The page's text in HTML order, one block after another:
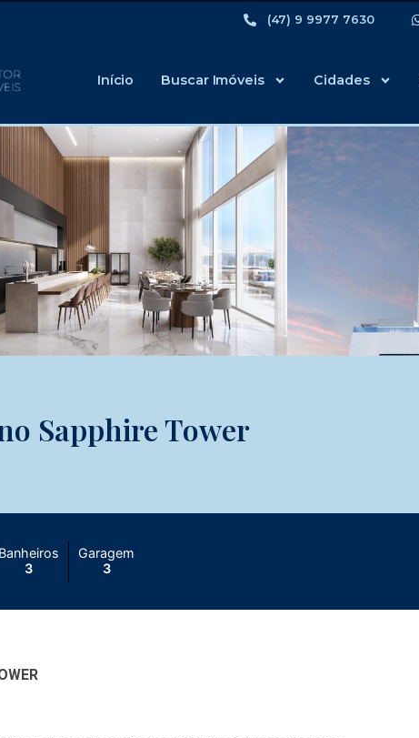
(47) 9 9977 7630
Início Buscar Imóveis Cidades
Sapphire Tower
Banheiros
3
Garagem
3